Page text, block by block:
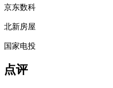
京东数科
北新房屋
国家电投
点评